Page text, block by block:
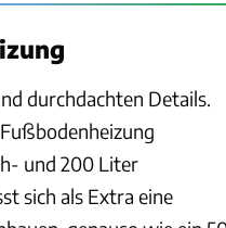
durchdachten Details.
und 200 Liter
sich als Extra eine